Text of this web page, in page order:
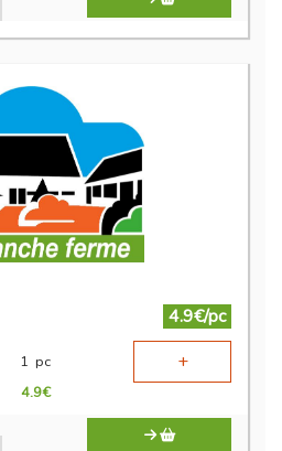
4.9€/pc
1 pc +
4.9€